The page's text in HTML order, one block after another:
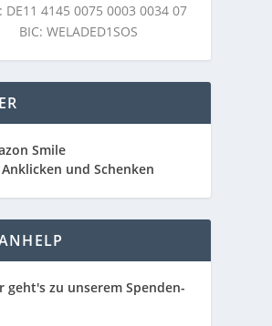
DE11 4145 0075 0003 0034 07
BIC: WELADED1SOS
Anklicken und Schenken